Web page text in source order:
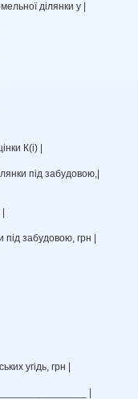
ділянки у |
К(і) |
під забудовою,|
забудовою, грн |
угідь, грн |